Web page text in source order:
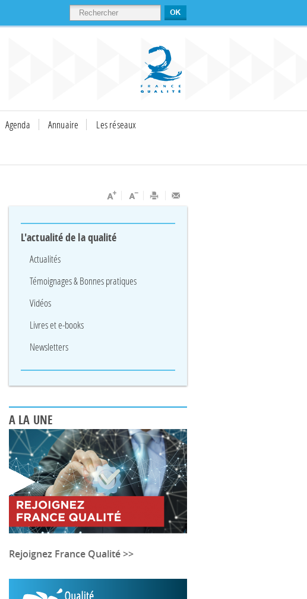
RECHERCHER
Agenda Annuaire
Les réseaux
L'actualité de la qualité
Actualités
Témoignages & Bonnes pratiques
Vidéos
Livres et e-books
Newsletters
A LA UNE
Rejoignez France Qualité >>